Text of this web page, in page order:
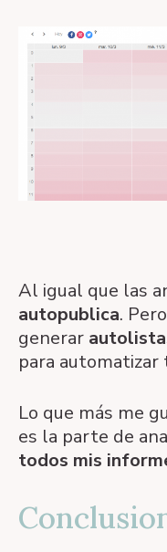
Al igual que las
autopublica.
generar
para
Lo que más me
es la parte de
todos mis